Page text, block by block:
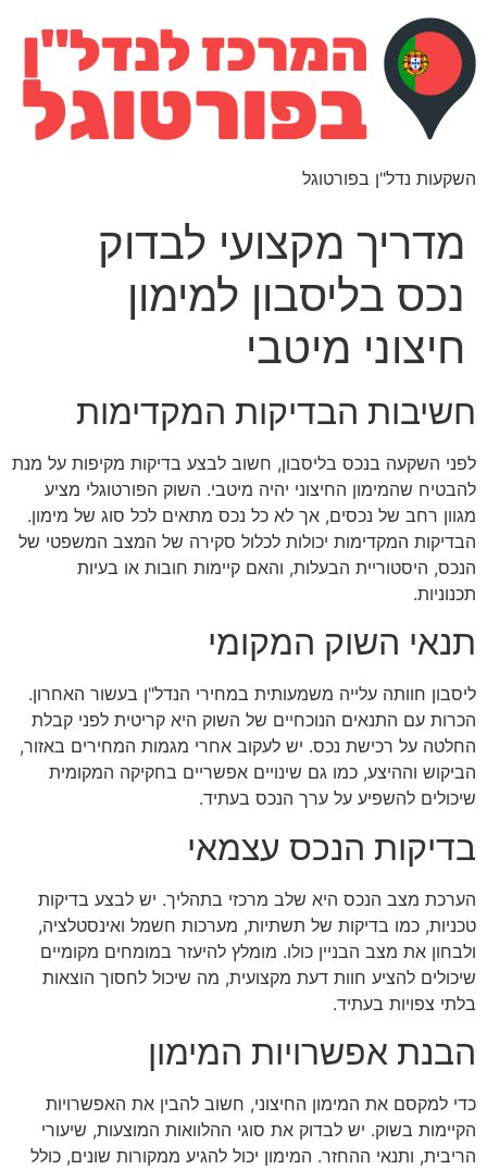
השקעות נדל"ן בפורטוגל
מדריך מקצועי לבדוק
נכס בליסבון למימון
חיצוני מיטבי
חשיבות הבדיקות המקדימות
לפני השקעה בנכס בליסבון, חשוב לבצע בדיקות מקיפות על מנת
להבטיח שהמימון החיצוני יהיה מיטבי. השוק הפורטוגלי מציע
מגוון רחב של נכסים, אך לא כל נכס מתאים לכל סוג של מימון.
הבדיקות המקדימות יכולות לכלול סקירה של המצב המשפטי של
הנכס, היסטוריית הבעלות, והאם קיימות חובות או בעיות
תכנוניות.
תנאי השוק המקומי
ליסבון חוותה עלייה משמעותית במחירי הנדל"ן בעשור האחרון.
הכרות עם התנאים הנוכחיים של השוק היא קריטית לפני קבלת
החלטה על רכישת נכס. יש לעקוב אחרי מגמות המחירים באזור,
הביקוש וההיצע, כמו גם שינויים אפשריים בחקיקה המקומית
שיכולים להשפיע על ערך הנכס בעתיד.
בדיקות הנכס עצמאי
הערכת מצב הנכס היא שלב מרכזי בתהליך. יש לבצע בדיקות
טכניות, כמו בדיקות של תשתיות, מערכות חשמל ואינסטלציה,
ולבחון את מצב הבניין כולו. מומלץ להיעזר במומחים מקומיים
שיכולים להציע חוות דעת מקצועית, מה שיכול לחסוך הוצאות
בלתי צפויות בעתיד.
הבנת אפשרויות המימון
כדי למקסם את המימון החיצוני, חשוב להבין את האפשרויות
הקיימות בשוק. יש לבדוק את סוגי ההלוואות המוצעות, שיעורי
הריבית, ותנאי ההחזר. המימון יכול להגיע ממקורות שונים, כולל